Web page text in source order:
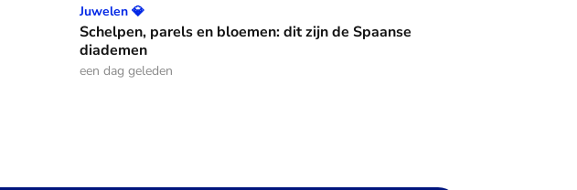
Schelpen, parels en bloemen: dit zijn de Spaanse diademen
Juwelen 💎
Schelpen, parels en bloemen: dit zijn de Spaanse
diademen
een dag geleden